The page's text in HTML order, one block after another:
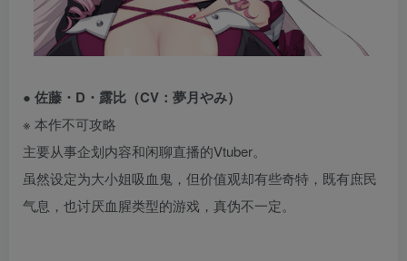
● 佐藤・D・露比（CV：夢月やみ）
※ 本作不可攻略
主要从事企划内容和闲聊直播的Vtuber。
虽然设定为大小姐吸血鬼，但价值观却有些奇特，既有庶民
气息，也讨厌血腥类型的游戏，真伪不一定。